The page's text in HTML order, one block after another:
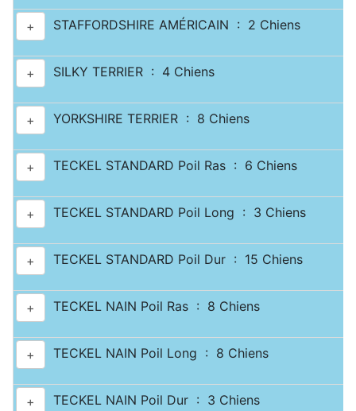
+ STAFFORDSHIRE AMÉRICAIN : 2 Chiens
+ SILKY TERRIER : 4 Chiens
+ YORKSHIRE TERRIER : 8 Chiens
+ TECKEL STANDARD Poil Ras : 6 Chiens
+ TECKEL STANDARD Poil Long : 3 Chiens
+ TECKEL STANDARD Poil Dur : 15 Chiens
+ TECKEL NAIN Poil Ras : 8 Chiens
+ TECKEL NAIN Poil Long : 8 Chiens
+ TECKEL NAIN Poil Dur : 3 Chiens